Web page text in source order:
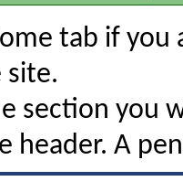
tab if you
section you
header. A